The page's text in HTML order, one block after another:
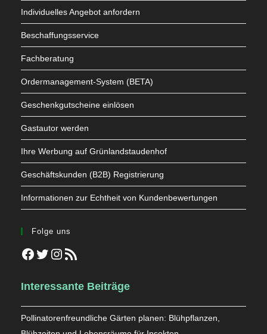
Individuelles Angebot anfordern
Beschaffungsservice
Fachberatung
Ordermanagement-System (BETA)
Geschenkgutscheine einlösen
Gastautor werden
Ihre Werbung auf Grünlandstaudenhof
Geschäftskunden (B2B) Registrierung
Informationen zur Echtheit von Kundenbewertungen
Folge uns
Facebook
TwitterInstagram
RSS-Feed
Interessante Beiträge
Pollinatorenfreundliche Gärten planen: Blühpflanzen,